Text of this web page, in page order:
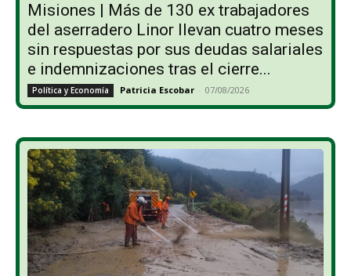
Misiones | Más de 130 ex trabajadores
del aserradero Linor llevan cuatro meses
sin respuestas por sus deudas salariales
e indemnizaciones tras el cierre...
Política y Economía Patricia Escobar - 07/08/2026